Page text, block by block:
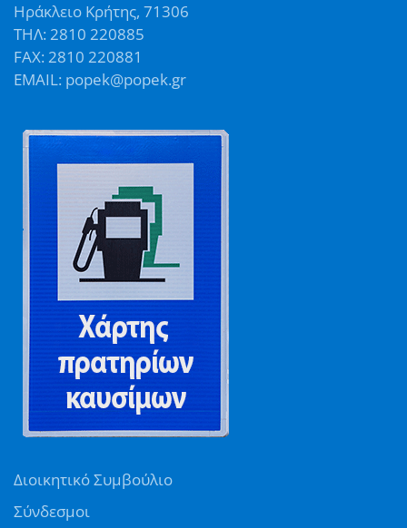
Ηράκλειο Κρήτης, 71306
ΤΗΛ: 2810 220885
FAX: 2810 220881
EMAIL: popek@popek.gr
Διοικητικό Συμβούλιο
Σύνδεσμοι